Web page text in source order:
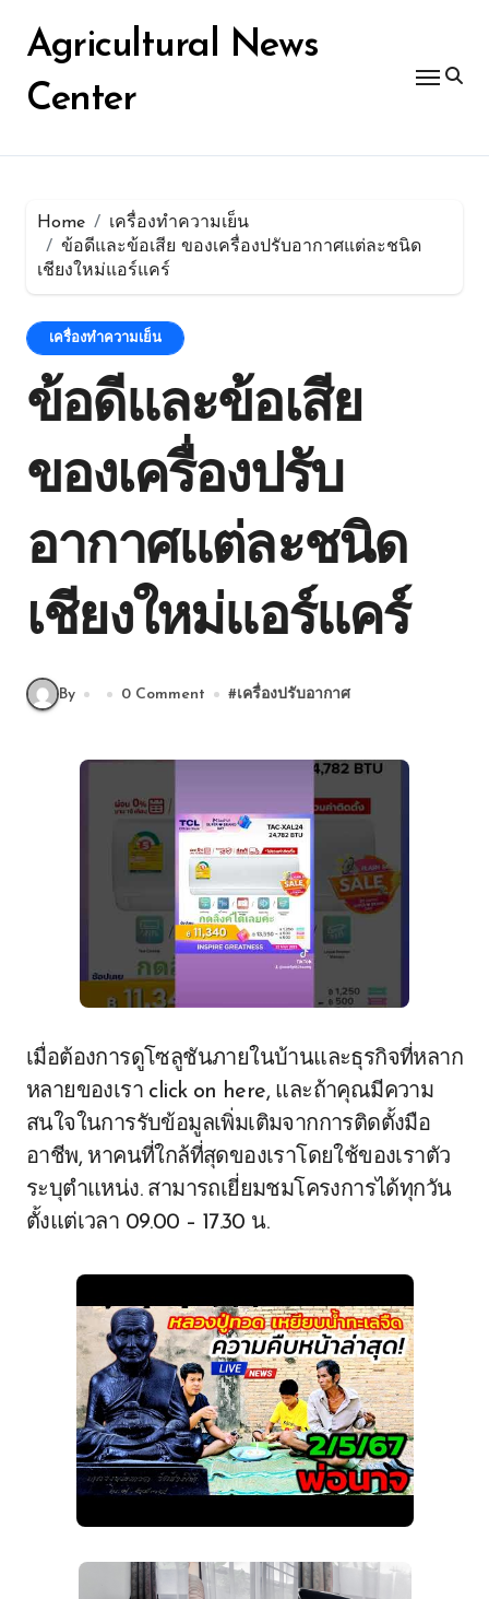
contentAgricultural News
Center
Home
เครื่องทำความเย็น
ข้อดีและข้อเสีย ของเครื่องปรับอากาศแต่ละชนิด
เชียงใหม่แอร์แคร์
เครื่องทำความเย็น
ข้อดีและข้อเสีย
ของเครื่องปรับ
อากาศแต่ละชนิด
เชียงใหม่แอร์แคร์
By 0 Comment #เครื่องปรับอากาศ
เมื่อต้องการดูโซลูชันภายในบ้านและธุรกิจที่หลาก
หลายของเรา click on here, และถ้าคุณมีความ
สนใจในการรับข้อมูลเพิ่มเติมจากการติดตั้งมือ
อาชีพ, หาคนที่ใกล้ที่สุดของเราโดยใช้ของเราตัว
ระบุตําแหน่ง. สามารถเยี่ยมชมโครงการได้ทุกวัน
ตั้งแต่เวลา 09.00 – 17.30 น.